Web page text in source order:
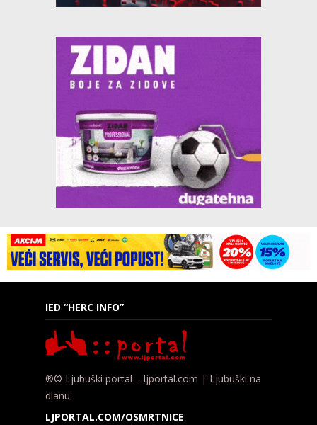
IED “HERC INFO”
®© Ljubuški portal – ljportal.com | Ljubuški na
dlanu
LJPORTAL.COM/OSMRTNICE